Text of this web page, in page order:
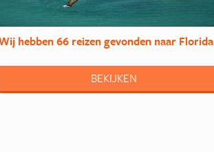
hebben66 reizengevonden naar Florida
BEKIJKEN